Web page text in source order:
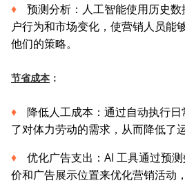
预测分析：人工智能使用历史
户行为和市场变化，使营销人员能
他们的策略。
节省成本 ：
降低人工成本：通过自动执行
了对体力劳动的需求，从而降低了
优化广告支出：AI 工具通过预
价和广告展示位置来优化营销活动